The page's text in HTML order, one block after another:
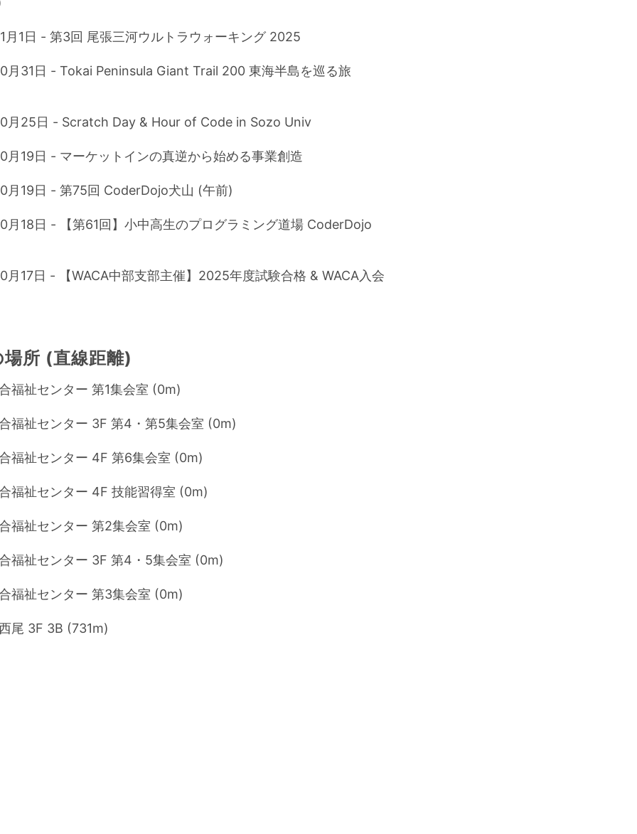
月1日 - 第3回 尾張三河ウルトラウォーキング 2025
月31日 - Tokai Peninsula Giant Trail 200 東海半島を巡る旅
月25日 - Scratch Day & Hour of Code in Sozo Univ
月19日 - マーケットインの真逆から始める事業創造
月19日 - 第75回 CoderDojo犬山 (午前)
月18日 - 【第61回】小中高生のプログラミング道場 CoderDojo
月17日 - 【WACA中部支部主催】2025年度試験合格 & WACA入会
場所 (直線距離)
福祉センター 第1集会室 (0m)
福祉センター 3F 第4・第5集会室 (0m)
福祉センター 4F 第6集会室 (0m)
福祉センター 4F 技能習得室 (0m)
福祉センター 第2集会室 (0m)
福祉センター 3F 第4・5集会室 (0m)
福祉センター 第3集会室 (0m)
尾 3F 3B (731m)